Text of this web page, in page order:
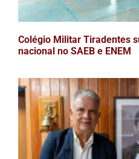
Colégio Militar Tiradentes
nacional no SAEB e ENEM